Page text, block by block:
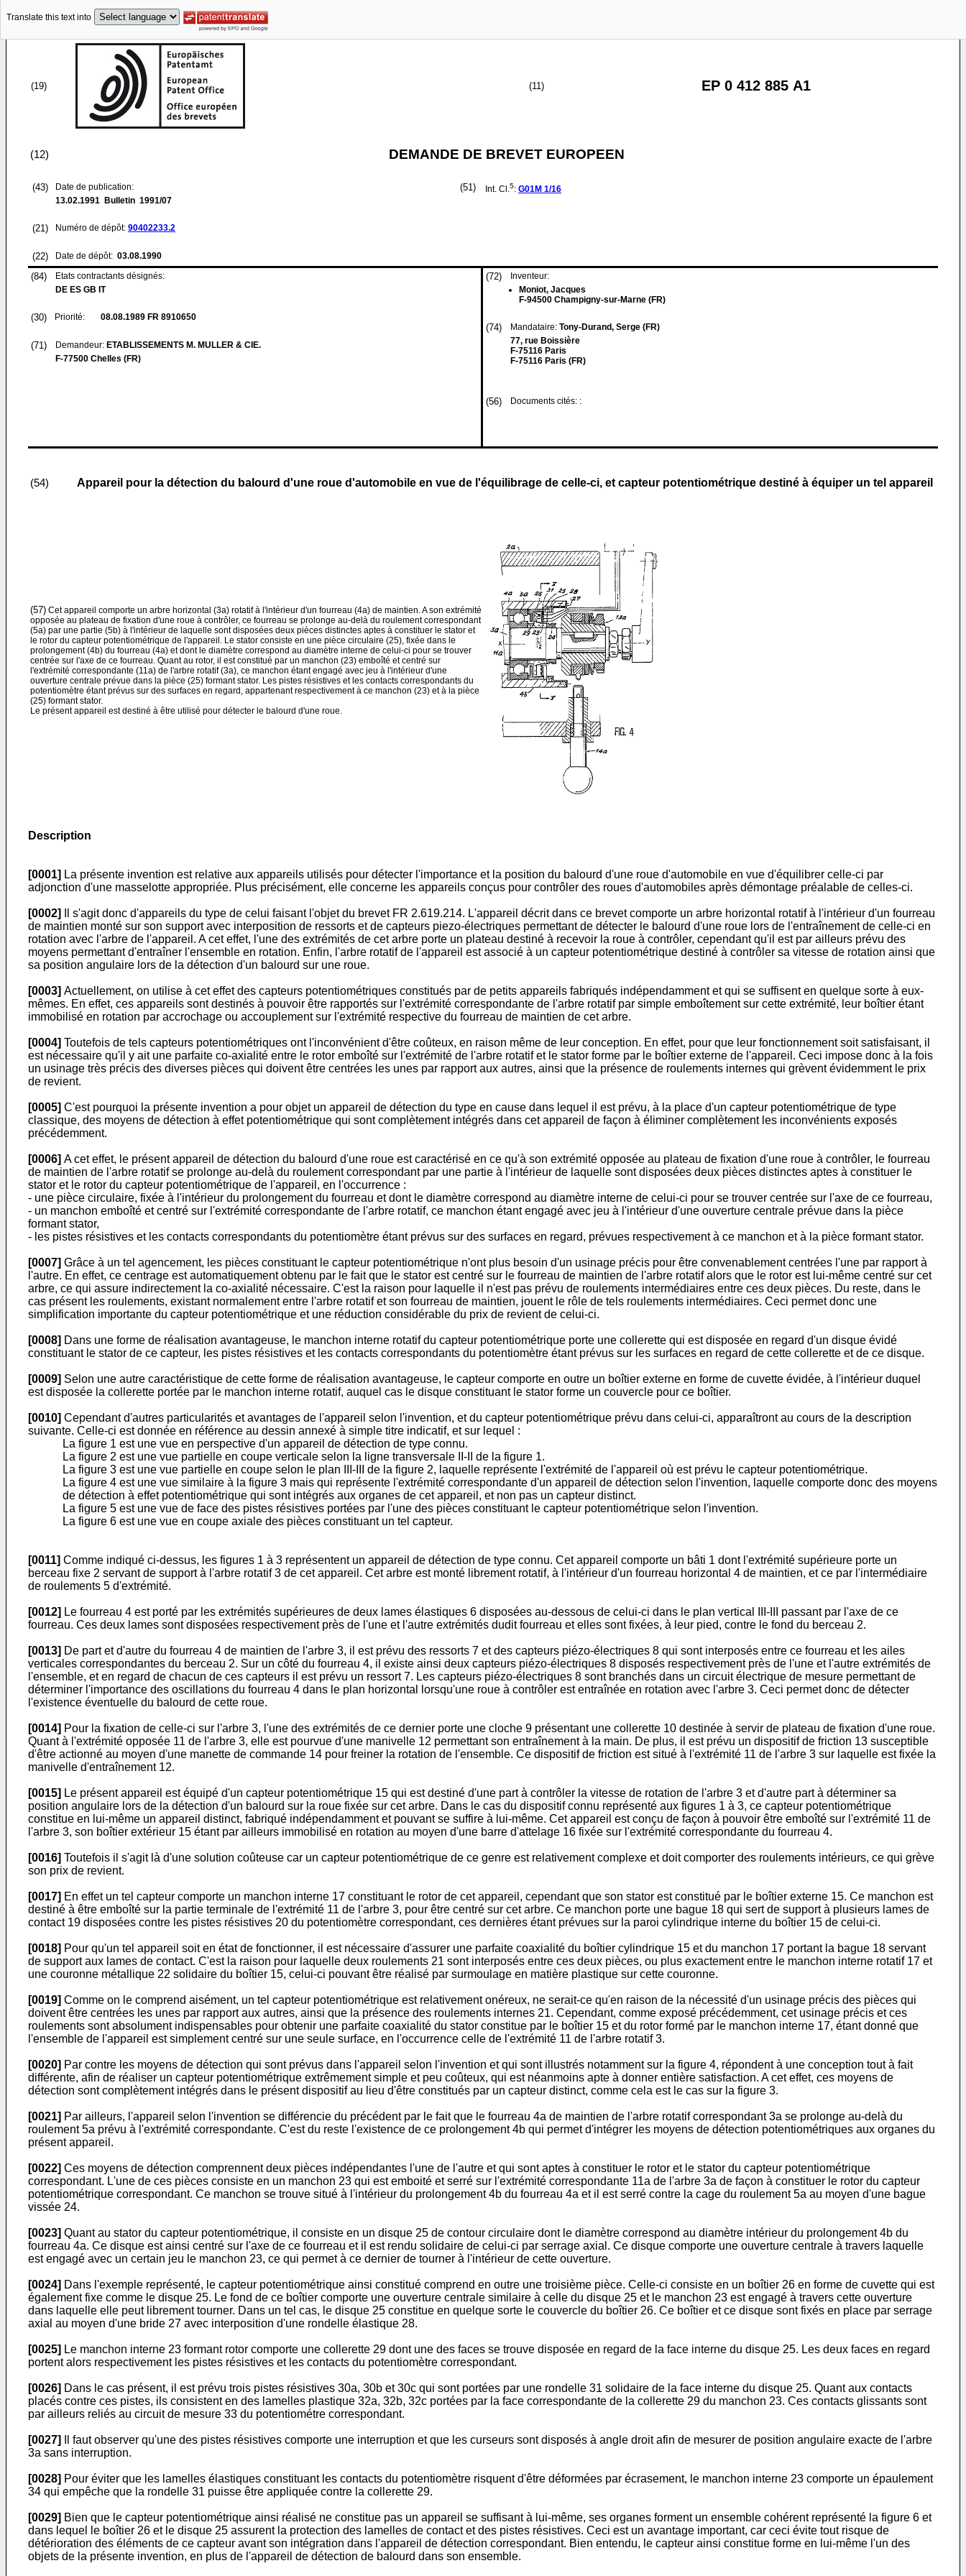
Translate this text into
(19) (11) EP 0 412 885 A1
(12) DEMANDE DE BREVET EUROPEEN
(43)
Date de publication:
13.02.1991 Bulletin 1991/07
(21) Numéro de dépôt: 90402233.2
(22) Date de dépôt: 03.08.1990
(51) Int. Cl.5: G01M 1/16
(84)
Etats contractants désignés:
DE ES GB IT
(30) Priorité: 08.08.1989 FR 8910650
(71) Demandeur: ETABLISSEMENTS M. MULLER & CIE.
F-77500 Chelles (FR)
(72)
Inventeur:
Moniot, Jacques
F-94500 Champigny-sur-Marne (FR)
(74) Mandataire: Tony-Durand, Serge (FR)
77, rue Boissière
F-75116 Paris
F-75116 Paris (FR)
(56) Documents cités: :
(54) Appareil pour la détection du balourd d'une roue d'automobile en vue de l'équilibrage de celle-ci, et capteur potentiométrique destiné à équiper un tel appareil
(57) Cet appareil comporte un arbre horizontal (3a) rotatif à l'intérieur d'un fourreau (4a) de maintien. A son extrémité
opposée au plateau de fixation d'une roue à contrôler, ce fourreau se prolonge au-delà du roulement correspondant
(5a) par une partie (5b) à l'intérieur de laquelle sont disposées deux pièces distinctes aptes à constituer le stator et
le rotor du capteur potentiométrique de l'appareil. Le stator consiste en une pièce circulaire (25), fixée dans le
prolongement (4b) du fourreau (4a) et dont le diamètre correspond au diamètre interne de celui-ci pour se trouver
centrée sur l'axe de ce fourreau. Quant au rotor, il est constitué par un manchon (23) emboîté et centré sur
l'extrémité correspondante (11a) de l'arbre rotatif (3a), ce manchon étant engagé avec jeu à l'intérieur d'une
ouverture centrale prévue dans la pièce (25) formant stator. Les pistes résistives et les contacts correspondants du
potentiomètre étant prévus sur des surfaces en regard, appartenant respectivement à ce manchon (23) et à la pièce
(25) formant stator.
Le présent appareil est destiné à être utilisé pour détecter le balourd d'une roue.
Description
[0001] La présente invention est relative aux appareils utilisés pour détecter l'importance et la position du balourd d'une roue d'automobile en vue d'équilibrer celle-­ci par
adjonction d'une masselotte appropriée. Plus préci­sément, elle concerne les appareils conçus pour contrôler des roues d'automobiles après démontage préalable de celles-ci.
[0002]
Il s'agit donc d'appareils du type de celui fai­sant l'objet du brevet FR 2.619.214. L'appareil décrit dans ce brevet comporte un arbre horizontal rotatif à l'intérieur d'un fourreau
de maintien monté sur son sup­port avec interposition de ressorts et de capteurs piezo-­électriques permettant de détecter le balourd d'une roue lors de l'entraînement de celle-ci en
rotation avec l'­arbre de l'appareil. A cet effet, l'une des extrémités de cet arbre porte un plateau destiné à recevoir la roue à contrôler, cependant qu'il est par ailleurs prévu des
moyens permettant d'entraîner l'ensemble en rotation. Enfin, l'arbre rotatif de l'appareil est associé à un capteur potentiométrique destiné à contrôler sa vitesse de rotation ainsi que
sa position angulaire lors de la détec­tion d'un balourd sur une roue.
[0003] Actuellement, on utilise à cet effet des capteurs potentiométriques constitués par de petits appareils fabriqués indépendamment et qui se suffisent en quelque sorte à eux-
mêmes. En effet, ces appareils sont destinés à pouvoir être rapportés sur l'extrémité correspondante de l'arbre rotatif par simple emboîtement sur cette extrémité, leur boîtier étant
immobilisé en rotation par accrochage ou accouplement sur l'extrémité respective du fourreau de maintien de cet arbre.
[0004] Toutefois de tels capteurs potentiométriques ont l'inconvénient d'être coûteux, en raison même de leur conception. En effet, pour que leur fonctionnement soit satisfaisant, il
est nécessaire qu'il y ait une parfaite co-axialité entre le rotor emboîté sur l'extrémité de l'arbre rotatif et le stator forme par le boîtier externe de l'appareil. Ceci impose donc à la fois
un usinage très précis des diverses pièces qui doivent être centrées les unes par rapport aux autres, ainsi que la présence de roulements internes qui grèvent évidemment le prix
de revient.
[0005] C'est pourquoi la présente invention a pour objet un appareil de détection du type en cause dans lequel il est prévu, à la place d'un capteur potentiométrique de type
classique, des moyens de détection à effet potentiométrique qui sont complètement intégrés dans cet appareil de façon à éliminer complètement les inconvénients exposés
précédemment.
[0006] A cet effet, le présent appareil de détection du balourd d'une roue est caractérisé en ce qu'à son extrémité opposée au plateau de fixation d'une roue à contrôler, le fourreau
de maintien de l'arbre rotatif se prolonge au-delà du roulement correspondant par une partie à l'intérieur de laquelle sont disposées deux pièces distinctes aptes à constituer le
stator et le rotor du capteur potentiométrique de l'appareil, en l'occurrence :
- une pièce circulaire, fixée à l'intérieur du prolongement du fourreau et dont le diamètre correspond au diamètre interne de celui-ci pour se trouver centrée sur l'axe de ce fourreau,
- un manchon emboîté et centré sur l'extrémité correspondante de l'arbre rotatif, ce manchon étant engagé avec jeu à l'intérieur d'une ouverture centrale prévue dans la pièce
formant stator,
- les pistes résistives et les contacts correspondants du potentiomètre étant prévus sur des surfaces en regard, prévues respectivement à ce manchon et à la pièce formant stator.
[0007] Grâce à un tel agencement, les pièces constituant le capteur potentiométrique n'ont plus besoin d'un usinage précis pour être convenablement centrées l'une par rapport à
l'autre. En effet, ce centrage est automatiquement obtenu par le fait que le stator est centré sur le fourreau de maintien de l'arbre rotatif alors que le rotor est lui-même centré sur cet
arbre, ce qui assure indirectement la co-axialité nécessaire. C'est la raison pour laquelle il n'est pas prévu de roulements intermédiaires entre ces deux pièces. Du reste, dans le
cas présent les roulements, existant normalement entre l'arbre rotatif et son fourreau de maintien, jouent le rôle de tels roulements intermédiaires. Ceci permet donc une
simplification importante du capteur potentiométrique et une réduction considérable du prix de revient de celui-­ci.
[0008] Dans une forme de réalisation avantageuse, le manchon interne rotatif du capteur potentiométrique porte une collerette qui est disposée en regard d'un disque évidé
constituant le stator de ce capteur, les pistes résistives et les contacts correspondants du potentiomètre étant prévus sur les surfaces en regard de cette collerette et de ce disque.
[0009] Selon une autre caractéristique de cette forme de réalisation avantageuse, le capteur comporte en outre un boîtier externe en forme de cuvette évidée, à l'intérieur duquel
est disposée la collerette portée par le manchon interne rotatif, auquel cas le disque constituant le stator forme un couvercle pour ce boîtier.
[0010] Cependant d'autres particularités et avantages de l'appareil selon l'invention, et du capteur potentiométri­que prévu dans celui-ci, apparaîtront au cours de la description
suivante. Celle-ci est donnée en référence au dessin annexé à simple titre indicatif, et sur lequel :
La figure 1 est une vue en perspective d'un appareil de détection de type connu.
La figure 2 est une vue partielle en coupe verticale selon la ligne transversale II-II de la figure 1.
La figure 3 est une vue partielle en coupe selon le plan III-III de la figure 2, laquelle représente l'extrémité de l'appareil où est prévu le capteur potentiométrique.
La figure 4 est une vue similaire à la figure 3 mais qui représente l'extrémité correspondante d'un appareil de détection selon l'invention, laquelle comporte donc des moyens
de détection à effet potentiométrique qui sont intégrés aux organes de cet appareil, et non pas un capteur distinct.
La figure 5 est une vue de face des pistes résistives portées par l'une des pièces constituant le capteur potentiométrique selon l'invention.
La figure 6 est une vue en coupe axiale des pièces constituant un tel capteur.
[0011] Comme indiqué ci-dessus, les figures 1 à 3 représentent un appareil de détection de type connu. Cet appareil comporte un bâti 1 dont l'extrémité supérieure porte un
berceau fixe 2 servant de support à l'arbre rotatif 3 de cet appareil. Cet arbre est monté librement rotatif, à l'intérieur d'un fourreau horizontal 4 de maintien, et ce par l'intermédiaire
de roulements 5 d'extrémité.
[0012] Le fourreau 4 est porté par les extrémités supérieures de deux lames élastiques 6 disposées au-­dessous de celui-ci dans le plan vertical III-III passant par l'axe de ce
fourreau. Ces deux lames sont disposées respectivement près de l'une et l'autre extrémités dudit fourreau et elles sont fixées, à leur pied, contre le fond du berceau 2.
[0013] De part et d'autre du fourreau 4 de maintien de l'arbre 3, il est prévu des ressorts 7 et des capteurs piézo-électriques 8 qui sont interposés entre ce fourreau et les ailes
verticales correspondantes du berceau 2. Sur un côté du fourreau 4, il existe ainsi deux capteurs piézo-électriques 8 disposés respectivement près de l'une et l'autre extrémités de
l'ensemble, et en regard de chacun de ces capteurs il est prévu un ressort 7. Les capteurs piézo-électriques 8 sont branchés dans un circuit électrique de mesure permettant de
déterminer l'importance des oscillations du fourreau 4 dans le plan horizontal lorsqu'une roue à contrôler est entraînée en rotation avec l'arbre 3. Ceci permet donc de détecter
l'existence éventuelle du balourd de cette roue.
[0014] Pour la fixation de celle-ci sur l'arbre 3, l'une des extrémités de ce dernier porte une cloche 9 présentant une collerette 10 destinée à servir de plateau de fixation d'une roue.
Quant à l'extrémité opposée 11 de l'arbre 3, elle est pourvue d'une manivelle 12 permettant son entraînement à la main. De plus, il est prévu un dispositif de friction 13 susceptible
d'être actionné au moyen d'une manette de commande 14 pour freiner la rotation de l'ensemble. Ce dispositif de friction est situé à l'extrémité 11 de l'arbre 3 sur laquelle est fixée la
manivelle d'entraînement 12.
[0015] Le présent appareil est équipé d'un capteur potentiométrique 15 qui est destiné d'une part à contrôler la vitesse de rotation de l'arbre 3 et d'autre part à déterminer sa
position angulaire lors de la détection d'un balourd sur la roue fixée sur cet arbre. Dans le cas du dispositif connu représenté aux figures 1 à 3, ce capteur potentiométrique
constitue en lui-même un appareil distinct, fabriqué indépendamment et pouvant se suffire à lui-même. Cet appareil est conçu de façon à pouvoir être emboîté sur l'extrémité 11 de
l'arbre 3, son boîtier extérieur 15 étant par ailleurs immobilisé en rotation au moyen d'une barre d'attelage 16 fixée sur l'extrémité correspondante du fourreau 4.
[0016] Toutefois il s'agit là d'une solution coûteuse car un capteur potentiométrique de ce genre est relativement complexe et doit comporter des roulements intérieurs, ce qui grève
son prix de revient.
[0017] En effet un tel capteur comporte un manchon interne 17 constituant le rotor de cet appareil, cependant que son stator est constitué par le boîtier externe 15. Ce manchon est
destiné à être emboîté sur la partie terminale de l'extrémité 11 de l'arbre 3, pour être centré sur cet arbre. Ce manchon porte une bague 18 qui sert de support à plusieurs lames de
contact 19 disposées contre les pistes résistives 20 du potentiomètre correspondant, ces dernières étant prévues sur la paroi cylindrique interne du boîtier 15 de celui-ci.
[0018] Pour qu'un tel appareil soit en état de fonctionner, il est nécessaire d'assurer une parfaite co­axialité du boîtier cylindrique 15 et du manchon 17 portant la bague 18 servant
de support aux lames de contact. C'est la raison pour laquelle deux roulements 21 sont interposés entre ces deux pièces, ou plus exactement entre le manchon interne rotatif 17 et
une couronne métallique 22 solidaire du boîtier 15, celui-ci pouvant être réalisé par surmoulage en matière plastique sur cette couronne.
[0019] Comme on le comprend aisément, un tel capteur potentiométrique est relativement onéreux, ne serait-ce qu'en raison de la nécessité d'un usinage précis des pièces qui
doivent être centrées les unes par rapport aux autres, ainsi que la présence des roulements internes 21. Cependant, comme exposé précédemment, cet usinage précis et ces
roulements sont absolument indispensables pour obtenir une parfaite coaxialité du stator constitue par le boîtier 15 et du rotor formé par le manchon interne 17, étant donné que
l'ensemble de l'appareil est simplement centré sur une seule surface, en l'occurrence celle de l'extrémité 11 de l'arbre rotatif 3.
[0020] Par contre les moyens de détection qui sont prévus dans l'appareil selon l'invention et qui sont illustrés notamment sur la figure 4, répondent à une conception tout à fait
différente, afin de réaliser un capteur potentiométrique extrêmement simple et peu coûteux, qui est néanmoins apte à donner entière satisfaction. A cet effet, ces moyens de
détection sont complètement intégrés dans le présent dispositif au lieu d'être constitués par un capteur distinct, comme cela est le cas sur la figure 3.
[0021] Par ailleurs, l'appareil selon l'invention se différencie du précédent par le fait que le fourreau 4a de maintien de l'arbre rotatif correspondant 3a se prolonge au-delà du
roulement 5a prévu à l'extrémité correspondante. C'est du reste l'existence de ce prolongement 4b qui permet d'intégrer les moyens de détection potentiométriques aux organes du
présent appareil.
[0022] Ces moyens de détection comprennent deux pièces indépendantes l'une de l'autre et qui sont aptes à constituer le rotor et le stator du capteur potentiométrique
correspondant. L'une de ces pièces consiste en un manchon 23 qui est emboité et serré sur l'extrémité correspondante 11a de l'arbre 3a de façon à constituer le rotor du capteur
potentiométrique correspondant. Ce manchon se trouve situé à l'intérieur du prolongement 4b du fourreau 4a et il est serré contre la cage du roulement 5a au moyen d'une bague
vissée 24.
[0023] Quant au stator du capteur potentiométrique, il consiste en un disque 25 de contour circulaire dont le diamètre correspond au diamètre intérieur du prolongement 4b du
fourreau 4a. Ce disque est ainsi centré sur l'axe de ce fourreau et il est rendu solidaire de celui-ci par serrage axial. Ce disque comporte une ouverture centrale à travers laquelle
est engagé avec un certain jeu le manchon 23, ce qui permet à ce dernier de tourner à l'intérieur de cette ouverture.
[0024] Dans l'exemple représenté, le capteur potentiométrique ainsi constitué comprend en outre une troisième pièce. Celle-ci consiste en un boîtier 26 en forme de cuvette qui est
également fixe comme le disque 25. Le fond de ce boîtier comporte une ouverture centrale similaire à celle du disque 25 et le manchon 23 est engagé à travers cette ouverture
dans laquelle elle peut librement tourner. Dans un tel cas, le disque 25 constitue en quelque sorte le couvercle du boîtier 26. Ce boîtier et ce disque sont fixés en place par serrage
axial au moyen d'une bride 27 avec interposition d'une rondelle élastique 28.
[0025] Le manchon interne 23 formant rotor comporte une collerette 29 dont une des faces se trouve disposée en regard de la face interne du disque 25. Les deux faces en regard
portent alors respectivement les pistes résistives et les contacts du potentiomètre correspondant.
[0026] Dans le cas présent, il est prévu trois pistes résistives 30a, 30b et 30c qui sont portées par une rondelle 31 solidaire de la face interne du disque 25. Quant aux contacts
placés contre ces pistes, ils consistent en des lamelles plastique 32a, 32b, 32c portées par la face correspondante de la collerette 29 du manchon 23. Ces contacts glissants sont
par ailleurs reliés au circuit de mesure 33 du potentiométre correspondant.
[0027]
Il faut observer qu'une des pistes résistives comporte une interruption et que les curseurs sont disposés à angle droit afin de mesurer de position angulaire exacte de l'arbre
3a sans interruption.
[0028] Pour éviter que les lamelles élastiques constituant les contacts du potentiomètre risquent d'être déformées par écrasement, le manchon interne 23 comporte un épaulement
34 qui empêche que la rondelle 31 puisse être appliquée contre la collerette 29.
[0029] Bien que le capteur potentiométrique ainsi réalisé ne constitue pas un appareil se suffisant à lui-même, ses organes forment un ensemble cohérent représenté la figure 6 et
dans lequel le boîtier 26 et le disque 25 assurent la protection des lamelles de contact et des pistes résistives. Ceci est un avantage important, car ceci évite tout risque de
détérioration des éléments de ce capteur avant son intégration dans l'appareil de détection correspondant. Bien entendu, le capteur ainsi constitue forme en lui-même l'un des
objets de la présente invention, en plus de l'appareil de détection de balourd dans son ensemble.